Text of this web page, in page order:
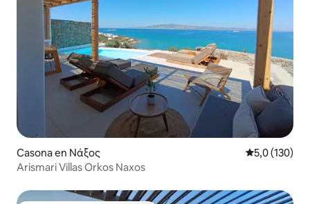
Casona en Νάξος Calificación
5,0 (130)
Arismari Villas Orkos Naxos